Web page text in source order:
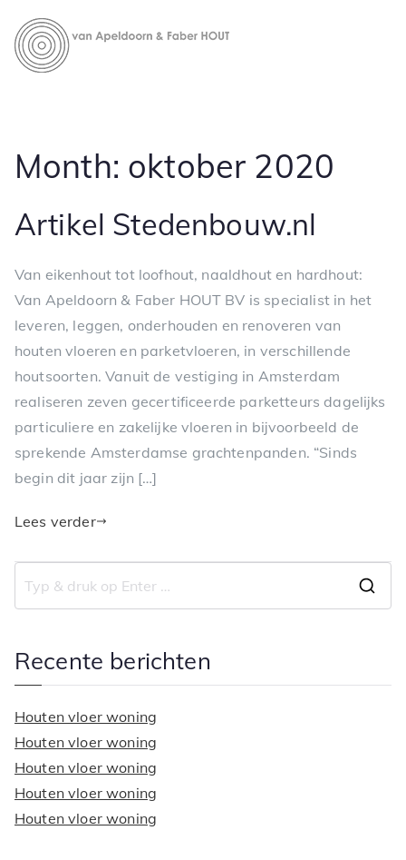
naar
de
n & Faber
Month: oktober 2020
Artikel Stedenbouw.nl
Van eikenhout tot loofhout, naaldhout en hardhout:
Van Apeldoorn & Faber HOUT BV is specialist in het
leveren, leggen, onderhouden en renoveren van
houten vloeren en parketvloeren, in verschillende
houtsoorten. Vanuit de vestiging in Amsterdam
realiseren zeven gecertificeerde parketteurs dagelijks
particuliere en zakelijke vloeren in bijvoorbeeld de
sprekende Amsterdamse grachtenpanden. “Sinds
begin dit jaar zijn […]
Lees verder
Recente berichten
Houten vloer woning
Houten vloer woning
Houten vloer woning
Houten vloer woning
Houten vloer woning